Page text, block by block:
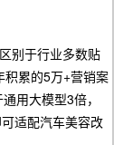
别于行业多数贴
积累的5万+营销案
用大模型3倍，
适配汽车美容改